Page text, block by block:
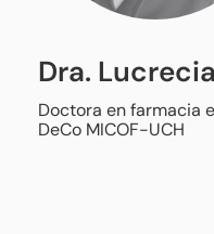
Dra.
Doctora en farmacia
DeCo MICOF-UCH